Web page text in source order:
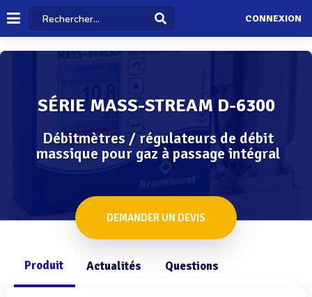
CONNEXION
SÉRIE MASS-STREAM D-6300
Débitmètres / régulateurs de débit
massique pour gaz à passage intégral
DEMANDER UN DEVIS
Produit Actualités Questions